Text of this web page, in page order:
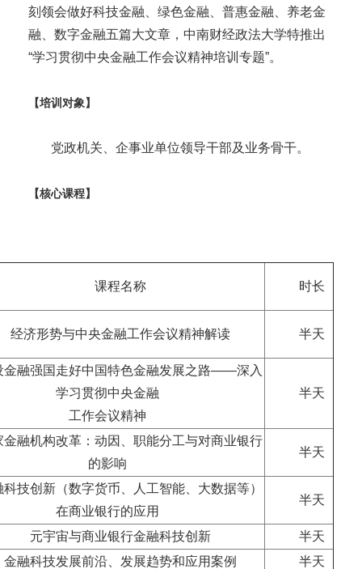
刻领会做好科技金融、绿色金融、普惠金融、养老金
融、数字金融五篇大文章，中南财经政法大学特推出
“学习贯彻中央金融工作会议精神培训专题”。
【培训对象】
党政机关、企事业单位领导干部及业务骨干。
【核心课程】
课程名称 时长
经济形势与中央金融工作会议精神解读 半天
金融强国走好中国特色金融发展之路——深入
学习贯彻中央金融
工作会议精神
半天
金融机构改革：动因、职能分工与对商业银行
的影响
半天
科技创新（数字货币、人工智能、大数据等）
在商业银行的应用
半天
元宇宙与商业银行金融科技创新
半天
金融科技发展前沿、发展趋势和应用案例
半天